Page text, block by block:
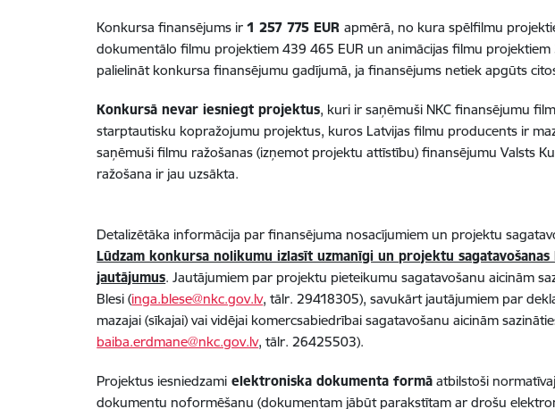
Konkursa finansējums ir1 257 775 EURapmērā, no kura spēlfilmu
dokumentālo filmu projektiem 439 465 EUR un animācijas filmu
palielināt konkursa finansējumu gadījumā, ja finansējums netiek apgūts
Konkursā nevar iesniegt projektus, kuri ir saņēmuši NKC finansējumu
starptautisku kopražojumu projektus, kuros Latvijas filmu producents ir
saņēmuši filmu ražošanas (izņemot projektu attīstību) finansējumu Valsts
ražošana ir jau uzsākta.
Detalizētāka informācija par finansējuma nosacījumiem un projektu
Lūdzam konkursa nolikumu izlasīt uzmanīgi un projektu
jautājumus. Jautājumiem par projektu pieteikumu sagatavošanu aicinām
Blesi (inga.blese@nkc.gov.lv, tālr. 29418305), savukārt jautājumiem par
mazajai (sīkajai) vai vidējai komercsabiedrībai sagatavošanu aicinām
baiba.erdmane@nkc.gov.lv, tālr. 26425503).
Projektus iesniedzami elektroniska dokumenta formā atbilstoši
dokumentu noformēšanu (dokumentam jābūt parakstītam ar drošu